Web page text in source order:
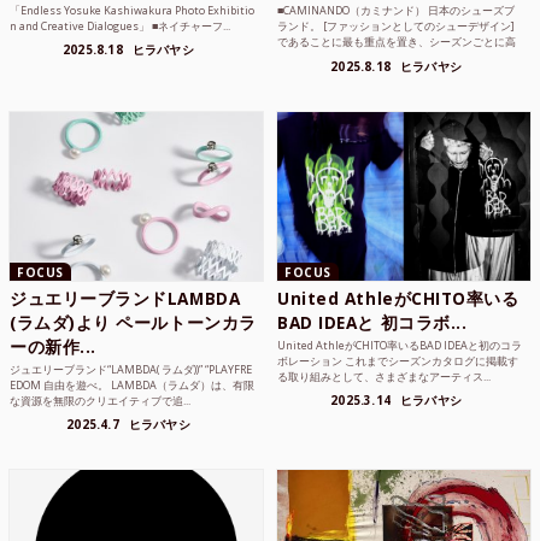
「Endless Yosuke Kashiwakura Photo Exhibitio
n and Creative Dialogues」 ■ネイチャーフ...
2025.8.18 ヒラバヤシ
■CAMINANDO（カミナンド） 日本のシューズブ
ランド。 [ファッションとしてのシューデザイン]
であることに最も重点を置き、シーズンごとに高
2025.8.18 ヒラバヤシ
FOCUS
ジュエリーブランドLAMBDA
(ラムダ)より ペールトーンカラ
ーの新作...
ジュエリーブランド“LAMBDA( ラムダ))” “PLAYFRE
EDOM 自由を遊べ。 LAMBDA（ラムダ）は、有限
な資源を無限のクリエイティブで追...
2025.4.7 ヒラバヤシ
FOCUS
United AthleがCHITO率いる
BAD IDEAと 初コラボ...
United AthleがCHITO率いるBAD IDEAと初のコラ
ボレーション これまでシーズンカタログに掲載す
る取り組みとして、さまざまなアーティス...
2025.3.14 ヒラバヤシ